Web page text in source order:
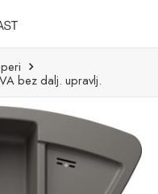
bez dalj. upravlj.